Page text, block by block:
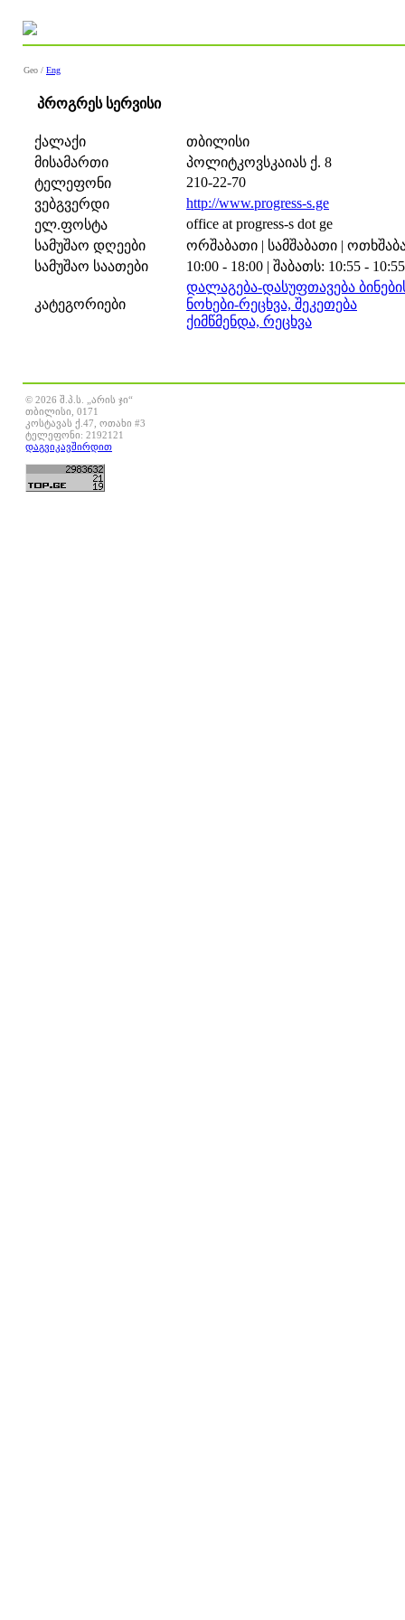
Geo / Eng
პროგრეს სერვისი
ქალაქი
თბილისი
მისამართი
პოლიტკოვსკაიას ქ. 8
ტელეფონი
210-22-70
ვებგვერდი
http://www.progress-s.ge
ელ.ფოსტა
office at progress-s dot ge
სამუშაო დღეები
ორშაბათი | სამშაბათი |
სამუშაო საათები
10:00 - 18:00 | შაბათს: 10:55 - 10:55
კატეგორიები
დალაგება-დასუფთავება
ნოხები-რეცხვა, შეკეთება
ქიმწმენდა, რეცხვა
© 2026 შ.პ.ს. „არის ჯი“
თბილისი, 0171
კოსტავას ქ.47, ოთახი #3
ტელეფონი: 2192121
დაგვიკავშირდით